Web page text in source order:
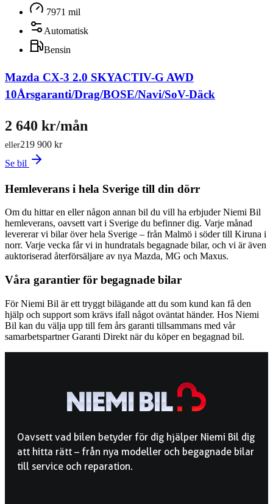
7971 mil
Automatisk
Bensin
Mazda CX-3 2.0 SKYACTIV-G AWD
10Årsgaranti/Drag/BOSE/Navi/SoV-Däck
219 900 kr
eller
2 640 kr/mån
Se bil
Hemleverans i hela Sverige till din dörr
Om du hittar en eller någon annan bil du vill ha erbjuder Niemi Bil
hemleverans, oavsett vart i Sverige du befinner dig. Varje månad
levererar vi bilar över hela Sverige – från Malmö i söder till Kiruna i
norr. Varje vecka får vi in hundratals begagnade bilar, och vi är även
auktoriserad återförsäljare av nya Mazda, MG och Maxus.
Våra garantier för begagnade bilar
För Niemi Bil är ett tryggt bilägande att du som kund kan få den
hjälp och support som krävs ifall något oväntat händer. Hos Niemi
Bil kan du välja upp till fem års garanti tillsammans med vår
samarbetspartner Garanti Direkt när du köper en begagnad bil.
Oavsett vad bilen betyder för dig hjälper Niemi Bil dig
att hitta rätt – från nya modeller och begagnade bilar
till service och reparation.